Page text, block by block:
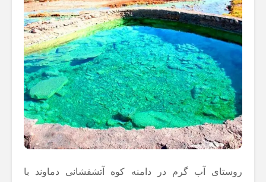
روستای آب گرم در دامنه کوه آتشفشانی دماوند با